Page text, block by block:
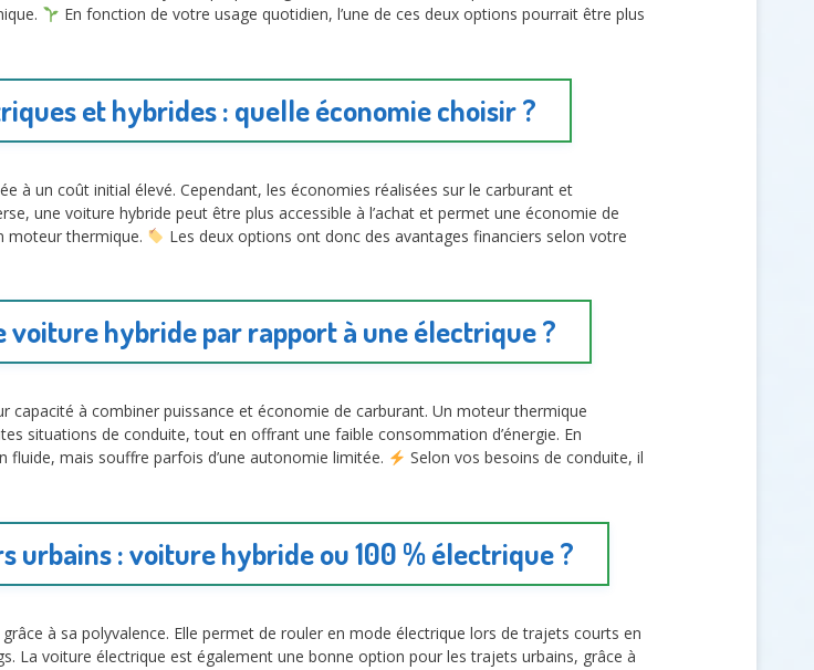
En fonction de votre usage quotidien, l’une de ces deux options pourrait être plus
et hybrides : quelle économie choisir ?
à un coût initial élevé. Cependant, les économies réalisées sur le carburant et
une voiture hybride peut être plus accessible à l’achat et permet une économie de
moteur thermique.
Les deux options ont donc des avantages financiers selon votre
voiture hybride par rapport à une électrique ?
capacité à combiner puissance et économie de carburant. Un moteur thermique
situations de conduite, tout en offrant une faible consommation d’énergie. En
mais souffre parfois d’une autonomie limitée.
Selon vos besoins de conduite, il
urbains : voiture hybride ou 100 % électrique ?
à sa polyvalence. Elle permet de rouler en mode électrique lors de trajets courts en
La voiture électrique est également une bonne option pour les trajets urbains, grâce à